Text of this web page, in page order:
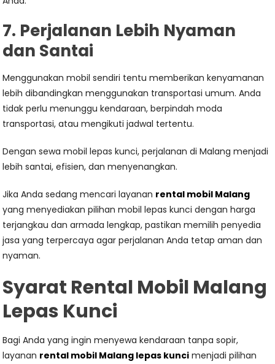
7. Perjalanan Lebih Nyaman
dan Santai
Menggunakan mobil sendiri tentu memberikan kenyamanan
lebih dibandingkan menggunakan transportasi umum. Anda
tidak perlu menunggu kendaraan, berpindah moda
transportasi, atau mengikuti jadwal tertentu.
Dengan sewa mobil lepas kunci, perjalanan di Malang menjadi
lebih santai, efisien, dan menyenangkan.
Jika Anda sedang mencari layanan rental mobil Malang
yang menyediakan pilihan mobil lepas kunci dengan harga
terjangkau dan armada lengkap, pastikan memilih penyedia
jasa yang terpercaya agar perjalanan Anda tetap aman dan
nyaman.
Syarat Rental Mobil Malang
Lepas Kunci
Bagi Anda yang ingin menyewa kendaraan tanpa sopir,
layanan rental mobil Malang lepas kunci menjadi pilihan